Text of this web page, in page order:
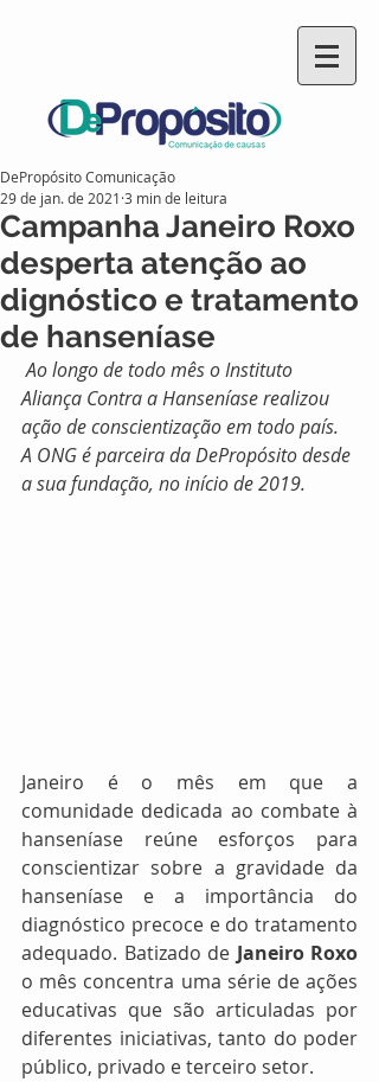
Campanha Janeiro Roxo
desperta atenção ao
dignóstico e tratamento
de hanseníase
DePropósito Comunicação
29 de jan. de 2021 3 min de leitura
Ao longo de todo mês o Instituto
Aliança Contra a Hanseníase realizou
ação de conscientização em todo país.
A ONG é parceira da DePropósito desde
a sua fundação, no início de 2019.
Janeiro é o mês em que a
comunidade dedicada ao combate à
hanseníase reúne esforços para
conscientizar sobre a gravidade da
hanseníase e a importância do
diagnóstico precoce e do tratamento
adequado. Batizado de Janeiro Roxo
o mês concentra uma série de ações
educativas que são articuladas por
diferentes iniciativas, tanto do poder
público, privado e terceiro setor.